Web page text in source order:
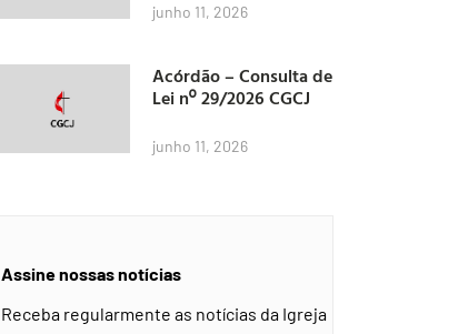
junho 11, 2026
Acórdão – Consulta de
Lei nº 29/2026 CGCJ
junho 11, 2026
Assine nossas notícias
Receba regularmente as notícias da Igreja